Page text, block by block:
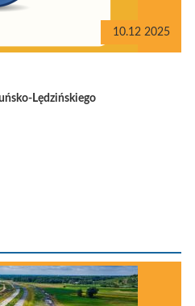
10.12 2025
Lędzińskiego